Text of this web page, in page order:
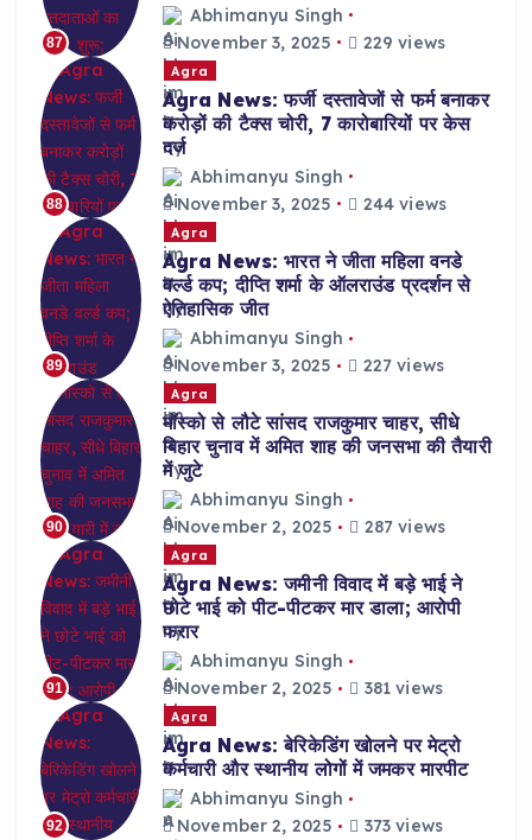
87
Abhimanyu Singh
November 3, 2025
229 views
88
Agra
Agra News: फर्जी दस्तावेजों से फर्म बनाकर
करोड़ों की टैक्स चोरी, 7 कारोबारियों पर केस
दर्ज
Abhimanyu Singh
November 3, 2025
244 views
89
Agra
Agra News: भारत ने जीता महिला वनडे
वर्ल्ड कप; दीप्ति शर्मा के ऑलराउंड प्रदर्शन से
ऐतिहासिक जीत
Abhimanyu Singh
November 3, 2025
227 views
90
Agra
मॉस्को से लौटे सांसद राजकुमार चाहर, सीधे
बिहार चुनाव में अमित शाह की जनसभा की तैयारी
में जुटे
Abhimanyu Singh
November 2, 2025
287 views
91
Agra
Agra News: जमीनी विवाद में बड़े भाई ने
छोटे भाई को पीट-पीटकर मार डाला; आरोपी
फरार
Abhimanyu Singh
November 2, 2025
381 views
92
Agra
Agra News: बेरिकेडिंग खोलने पर मेट्रो
कर्मचारी और स्थानीय लोगों में जमकर मारपीट
Abhimanyu Singh
November 2, 2025
373 views